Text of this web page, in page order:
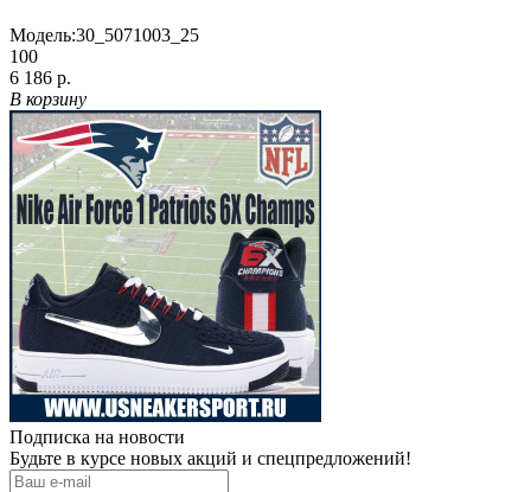
Модель:30_5071003_25
100
6 186 р.
В корзину
Подписка на новости
Будьте в курсе новых акций и спецпредложений!